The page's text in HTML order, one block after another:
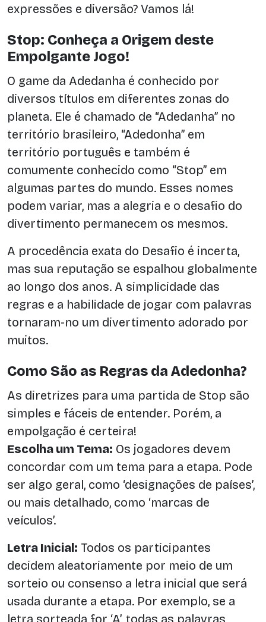
expressões e diversão? Vamos lá!
Stop: Conheça a Origem deste
Empolgante Jogo!
O game da Adedanha é conhecido por
diversos títulos em diferentes zonas do
planeta. Ele é chamado de “Adedanha” no
território brasileiro, “Adedonha” em
território português e também é
comumente conhecido como “Stop” em
algumas partes do mundo. Esses nomes
podem variar, mas a alegria e o desafio do
divertimento permanecem os mesmos.
A procedência exata do Desafio é incerta,
mas sua reputação se espalhou globalmente
ao longo dos anos. A simplicidade das
regras e a habilidade de jogar com palavras
tornaram-no um divertimento adorado por
muitos.
Como São as Regras da Adedonha?
As diretrizes para uma partida de Stop são
simples e fáceis de entender. Porém, a
empolgação é certeira!
Escolha um Tema: Os jogadores devem
concordar com um tema para a etapa. Pode
ser algo geral, como ‘designações de países’,
ou mais detalhado, como ‘marcas de
veículos’.
Letra Inicial: Todos os participantes
decidem aleatoriamente por meio de um
sorteio ou consenso a letra inicial que será
usada durante a etapa. Por exemplo, se a
letra sorteada for ‘A’, todas as palavras